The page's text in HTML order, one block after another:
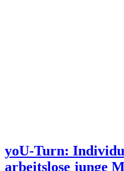
yoU-Turn:
arbeitslose junge